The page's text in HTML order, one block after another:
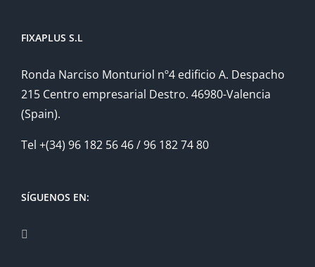
FIXAPLUS S.L
Ronda Narciso Monturiol nº4 edificio A. Despacho
215 Centro empresarial Destro. 46980-Valencia
(Spain).
Tel +(34) 96 182 56 46 / 96 182 74 80
SÍGUENOS EN: